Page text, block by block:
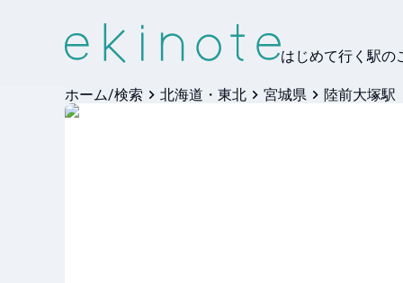
はじめて行く駅の
ホーム/検索 北海道・東北 宮城県 陸前大塚駅